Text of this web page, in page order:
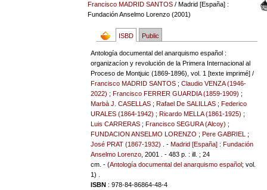
Francisco MADRID SANTOS/ Madrid [España] :
Fundación Anselmo Lorenzo (2001)
ISBD Public
Antología documental del anarquismo español :
organizacíon y revolución de la Primera Internacional al
Proceso de Montjuic (1869-1896), vol. 1 [texte imprimé] /
Francisco MADRID SANTOS ;Claudio VENZA (1946-
2022) ;Francisco FERRER GUARDIA (1859-1909) ;
Marbà J. CASELLAS ;Rafael De SALILLAS ;Federico
URALES (1864-1942) ;Ricardo MELLA (1861-1925) ;
Luis CARRERAS ;Francisco SEGURA (Alcoy) ;
FUNDACION ANSELMO LORENZO ;Pere GABRIEL
;
José PRAT (1867-1932)
. -Madrid [España] : Fundación
Anselmo Lorenzo , 2001 . - 483 p. : ill. ; 24
cm. - (Antología documental del anarquismo español; vol.
1) .
ISBN : 978-84-86864-48-4